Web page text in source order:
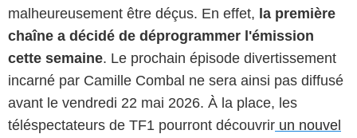
malheureusement être déçus. En effet, la première
chaîne a décidé de déprogrammer l'émission
cette semaine. Le prochain épisode divertissement
incarné par Camille Combal ne sera ainsi pas diffusé
avant le vendredi 22 mai 2026. À la place, les
téléspectateurs de TF1 pourront découvrir un nouvel